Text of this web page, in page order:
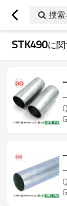
捜
STK490に